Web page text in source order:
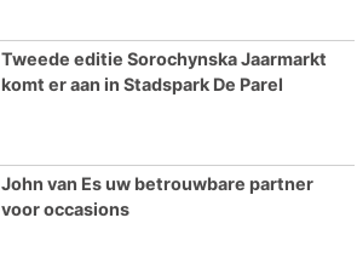
Tweede editie Sorochynska Jaarmarkt
komt er aan in Stadspark De Parel
John van Es uw betrouwbare partner
voor occasions